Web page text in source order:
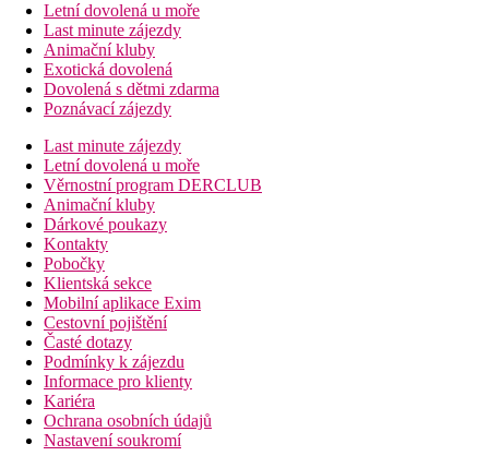
Letní dovolená u moře
Last minute zájezdy
Animační kluby
Exotická dovolená
Dovolená s dětmi zdarma
Poznávací zájezdy
Last minute zájezdy
Letní dovolená u moře
Věrnostní program DERCLUB
Animační kluby
Dárkové poukazy
Kontakty
Pobočky
Klientská sekce
Mobilní aplikace Exim
Cestovní pojištění
Časté dotazy
Podmínky k zájezdu
Informace pro klienty
Kariéra
Ochrana osobních údajů
Nastavení soukromí